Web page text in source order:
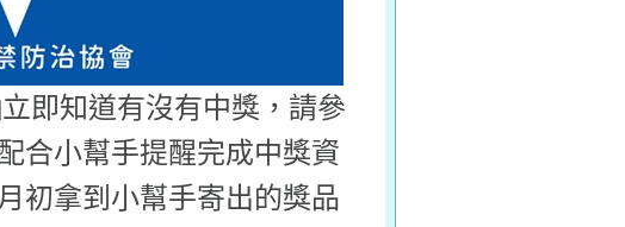
即知道有沒有中獎，請參
合小幫手提醒完成中獎資
初拿到小幫手寄出的獎品